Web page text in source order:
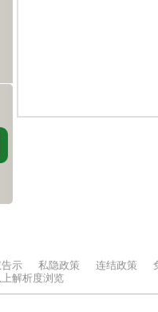
告示 私隐政策 连结政策
解析度浏览